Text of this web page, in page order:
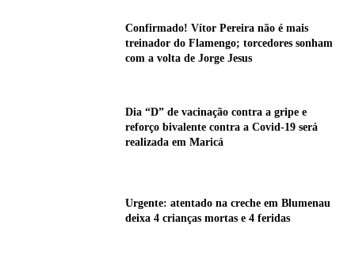
Confirmado! Vítor Pereira não é mais
treinador do Flamengo; torcedores sonham
com a volta de Jorge Jesus
Dia “D” de vacinação contra a gripe e
reforço bivalente contra a Covid-19 será
realizada em Maricá
Urgente: atentado na creche em Blumenau
deixa 4 crianças mortas e 4 feridas